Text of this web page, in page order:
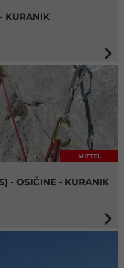
KURANIK
MITTEL
- OSIČINE - KURANIK